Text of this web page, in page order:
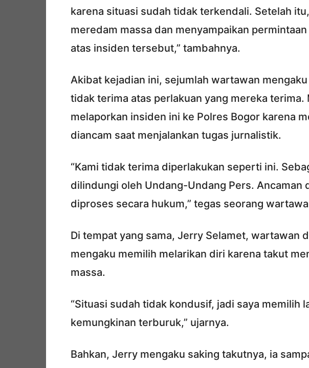
karena situasi sudah tidak terkendali. Setelah
meredam massa dan menyampaikan
atas insiden tersebut,” tambahnya.
Akibat kejadian ini, sejumlah wartawan
tidak terima atas perlakuan yang mereka terima.
melaporkan insiden ini ke Polres Bogor karena
diancam saat menjalankan tugas jurnalistik.
“Kami tidak terima diperlakukan seperti ini.
dilindungi oleh Undang-Undang Pers. Ancaman
diproses secara hukum,” tegas seorang
Di tempat yang sama, Jerry Selamet, wartawan
mengaku memilih melarikan diri karena takut
massa.
“Situasi sudah tidak kondusif, jadi saya memilih
kemungkinan terburuk,” ujarnya.
Bahkan, Jerry mengaku saking takutnya, ia